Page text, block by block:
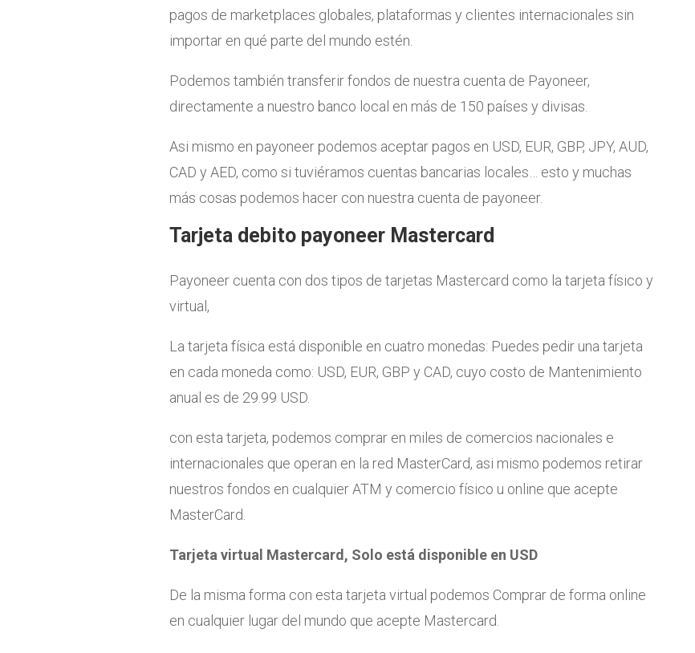
pagos de marketplaces globales, plataformas y clientes internacionales sin
importar en qué parte del mundo estén.
Podemos también transferir fondos de nuestra cuenta de Payoneer,
directamente a nuestro banco local en más de 150 países y divisas.
Asi mismo en payoneer podemos aceptar pagos en USD, EUR, GBP, JPY, AUD,
CAD y AED, como si tuviéramos cuentas bancarias locales… esto y muchas
más cosas podemos hacer con nuestra cuenta de payoneer.
Tarjeta debito payoneer Mastercard
Payoneer cuenta con dos tipos de tarjetas Mastercard como la tarjeta físico y
virtual,
La tarjeta física está disponible en cuatro monedas: Puedes pedir una tarjeta
en cada moneda como: USD, EUR, GBP y CAD, cuyo costo de Mantenimiento
anual es de 29.99 USD.
con esta tarjeta, podemos comprar en miles de comercios nacionales e
internacionales que operan en la red MasterCard, asi mismo podemos retirar
nuestros fondos en cualquier ATM y comercio físico u online que acepte
MasterCard.
Tarjeta virtual Mastercard, Solo está disponible en USD
De la misma forma con esta tarjeta virtual podemos Comprar de forma online
en cualquier lugar del mundo que acepte Mastercard.